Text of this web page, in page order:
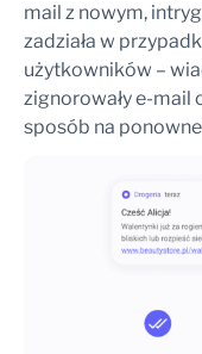
mail z nowym,
zadziała w
użytkowników –
zignorowały e-mail
sposób na